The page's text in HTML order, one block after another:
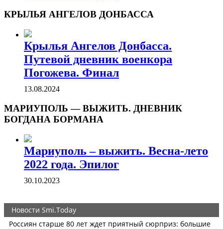
КРЫЛЬЯ АНГЕЛОВ ДОНБАССА
Крылья Ангелов Донбасса.
Путевой дневник военкора
Погожева. Финал
13.08.2024
МАРИУПОЛЬ — ВЫЖИТЬ. ДНЕВНИК
БОГДАНА БОРМАНА
Мариуполь – выжить. Весна-лето
2022 года. Эпилог
30.10.2023